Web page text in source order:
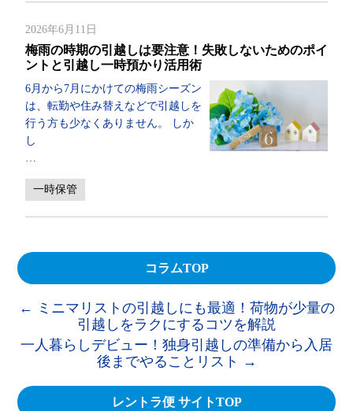
2026年6月11日
梅雨の時期の引越しは要注意！失敗しないためのポイ
ントと引越し一時預かり活用術
6月から7月にかけての梅雨シーズン
は、転勤や住み替えなどで引越しを
行う方も少なくありません。 しか
し
一時保管
コラムTOP
← ミニマリストの引越しにも最適！荷物が少量の
引越しをラクにするコツを解説
一人暮らしデビュー！独身引越しの準備から入居
後までやることリスト →
レントラ便 サイトTOP